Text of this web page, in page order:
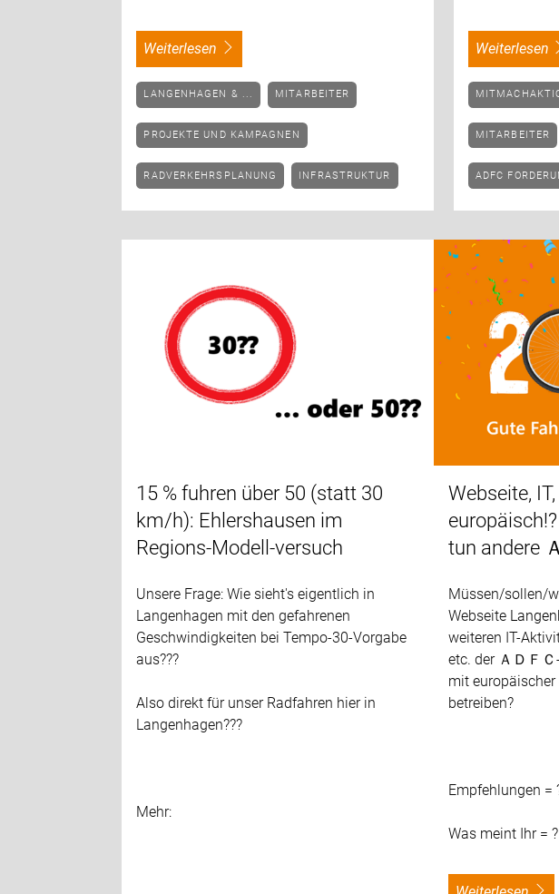
weiterlesen
LANGENHAGEN & ... MITARBEITER
PROJEKTE UND KAMPAGNEN
RADVERKEHRSPLANUNG INFRASTRUKTUR
weiterlesen
MITARBEITER
ADFC
15 % fuhren über 50 (statt 30
km/h): Ehlershausen im
Regions-Modell-versuch
Unsere Frage: Wie sieht's eigentlich in
Langenhagen mit den gefahrenen
Geschwindigkeiten bei Tempo-30-Vorgabe
aus???
Also direkt für unser Radfahren hier in
Langenhagen???
Mehr:
Webseite,
tun andere
Müssen/sollen/
Webseite
weiteren IT-
etc. der ＡＤＦ
mit
betreiben?
Empfehlungen =
Was meint Ihr = ?